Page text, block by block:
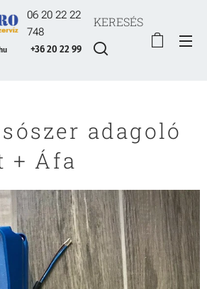
06 20 22 22
748
+36 20 22 99
KERESÉS
adagoló
+ Áfa